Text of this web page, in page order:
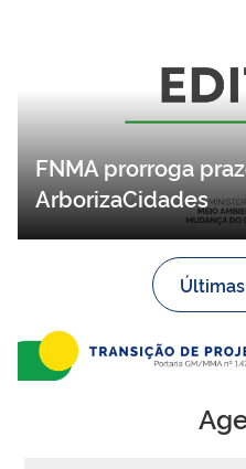
FNMA prorroga
ArborizaCidades